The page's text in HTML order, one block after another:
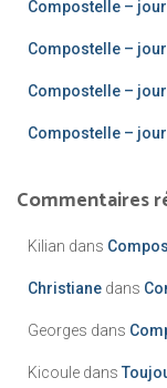
Compostelle –
Compostelle –
Compostelle –
Compostelle –
Commentaires
Kilian dans
Christiane dans
Georges dans
Kicoule dans